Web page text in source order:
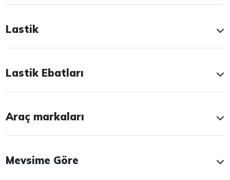
Lastik
Lastik Ebatları
Araç markaları
Mevsime Göre